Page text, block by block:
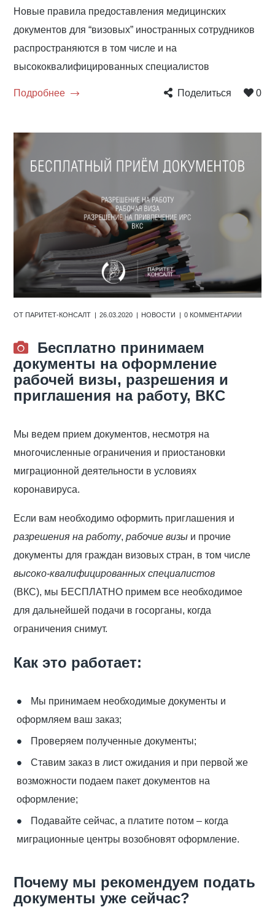
Новые правила предоставления медицинских
документов для “визовых” иностранных сотрудников
распространяются в том числе и на
высококвалифицированных специалистов
Подробнее Поделиться 0
ОТПАРИТЕТ-КОНСАЛТ 26.03.2020 НОВОСТИ 0 КОММЕНТАРИИ
Бесплатно принимаем
документы на оформление
рабочей визы, разрешения и
приглашения на работу, ВКС
Мы ведем прием документов, несмотря на
многочисленные ограничения и приостановки
миграционной деятельности в условиях
коронавируса.
Если вам необходимо оформить приглашения и
разрешения на работу,рабочие визы и прочие
документы для граждан визовых стран, в том числе
высоко-квалифицированных специалистов
(ВКС), мы БЕСПЛАТНО примем все необходимое
для дальнейшей подачи в госорганы, когда
ограничения снимут.
Как это работает:
Мы принимаем необходимые документы и
оформляем ваш заказ;
Проверяем полученные документы;
Ставим заказ в лист ожидания и при первой же
возможности подаем пакет документов на
оформление;
Подавайте сейчас, а платите потом – когда
миграционные центры возобновят оформление.
Почему мы рекомендуем подать
документы уже сейчас?